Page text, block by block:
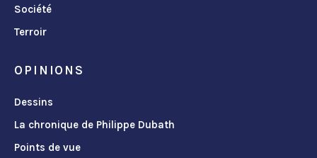
Société
Terroir
OPINIONS
Dessins
La chronique de Philippe Dubath
Points de vue